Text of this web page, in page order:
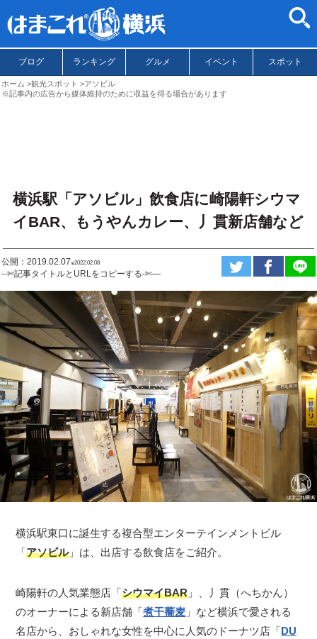
ブログ ランキング グルメ イベント スポット
ホーム 観光スポット
アソビル
※記事内の広告から媒体維持のために収益を得る場合があります
横浜駅「アソビル」飲食店に崎陽軒シウマ
イBAR、もうやんカレー、丿貫新店舗など
公開：2019.02.07ಇ2022.02.08
--✄記事タイトルとURLをコピーする-✄—
横浜駅東口に誕生する複合型エンターテインメントビル
「アソビル」は、出店する飲食店をご紹介。
崎陽軒の人気業態店「シウマイBAR 」、丿貫（へちかん）
のオーナーによる新店舗「煮干蕎麦 」など横浜で愛される
名店から、おしゃれな女性を中心に人気のドーナツ店「DU